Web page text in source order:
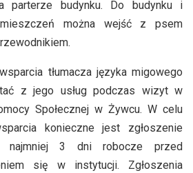
parterze budynku. Do budynku i
można wejść z psem
tłumacza języka migowego
z jego usług podczas wizyt w
Społecznej w Żywcu. W celu
konieczne jest zgłoszenie
najmniej 3 dni robocze przed
się w instytucji. Zgłoszenia